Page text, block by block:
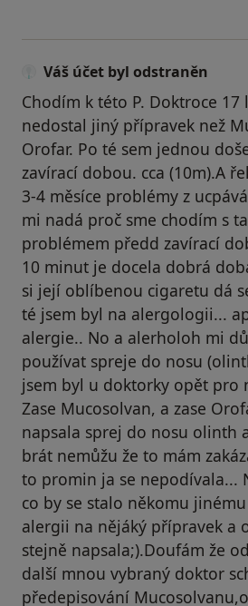
Váš účet byl odstraněn
Chodím k této P. Doktroce 17
nedostal jiný přípravek než
Orofar. Po té sem jednou
zavírací dobou. cca (10m).A
3-4 měsíce problémy z
mi nadá proč sme chodím s
problémem předd zavírací
10 minut je docela dobrá
si její oblíbenou cigaretu dá
té jsem byl na alergologii...
alergie.. No a alerholoh mi
používat spreje do nosu
jsem byl u doktorky opět pro
Zase Mucosolvan, a zase
napsala sprej do nosu olinth
brát nemůžu že to mám
to promin ja se nepodívala...
co by se stalo někomu
alergii na nějáký přípravek a
stejně napsala;).Doufám že
další mnou vybraný doktor
předepisování